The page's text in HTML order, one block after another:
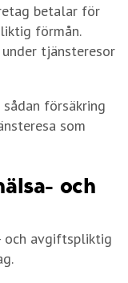
betalar för
förmån.
tjänsteresor
försäkring
som
och
och avgiftspliktig